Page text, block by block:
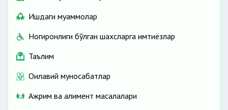
Ишдаги муаммолар
Ногиронлиги бўлган шахсларга имтиёзлар
Таълим
Оилавий муносабатлар
Ажрим ва алимент масалалари